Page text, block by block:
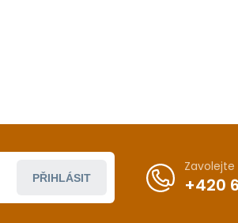
PŘIHLÁSIT +420